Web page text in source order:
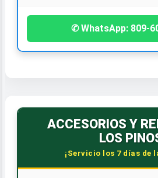
✆ WhatsApp: 809-
ACCESORIOS Y
LOS
¡Servicio los 7 días de